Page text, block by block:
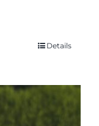
Details